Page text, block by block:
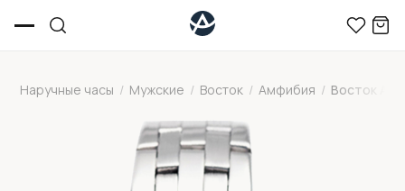
Наручные часы / Мужские / Восток / Амфибия / Восток